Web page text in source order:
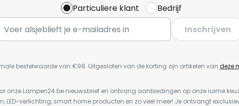
Particuliere klant
Bedrijf
Inschrijven
bestelwaarde van €99. Uitgesloten van de korting zijn artikelen van deze
onze Lampen24.be nieuwsbrief en ontvang aanbiedingen op onze ruime
LED-verlichting, smart home producten en zo veel meer! Je ontvangt